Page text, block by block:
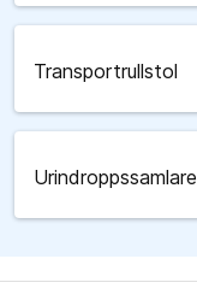
Transportrullstol
Urindroppssamlare